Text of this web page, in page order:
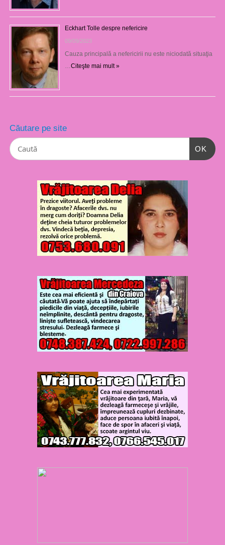
Eckhart Tolle despre nefericire
09/09/2023
Cauza principală a nefericirii nu este niciodată situaţia
Citeşte mai mult »
Căutare pe site
OK